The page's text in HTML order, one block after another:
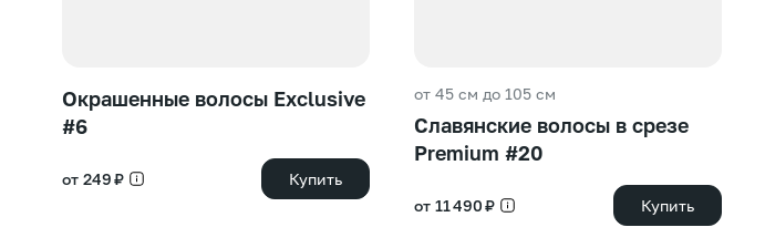
Окрашенные волосы Exclusive
#6
от 249 ₽ Купить
от 45 см до 105 см
Славянские волосы в срезе
Premium #20
от 11 490 ₽ Купить